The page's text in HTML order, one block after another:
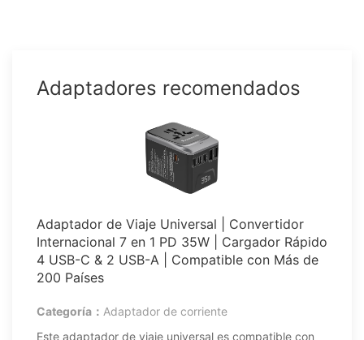
Adaptadores recomendados
Adaptador de Viaje Universal | Convertidor
Internacional 7 en 1 PD 35W | Cargador Rápido
4 USB-C & 2 USB-A | Compatible con Más de
200 Países
Categoría： Adaptador de corriente
Este adaptador de viaje universal es compatible con